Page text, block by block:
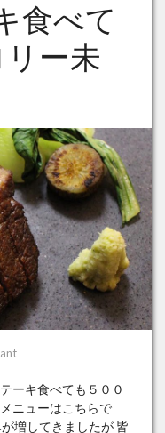
食べて
ー未
ーキ食べても５００
ニューはこちらで
増してきましたが 皆